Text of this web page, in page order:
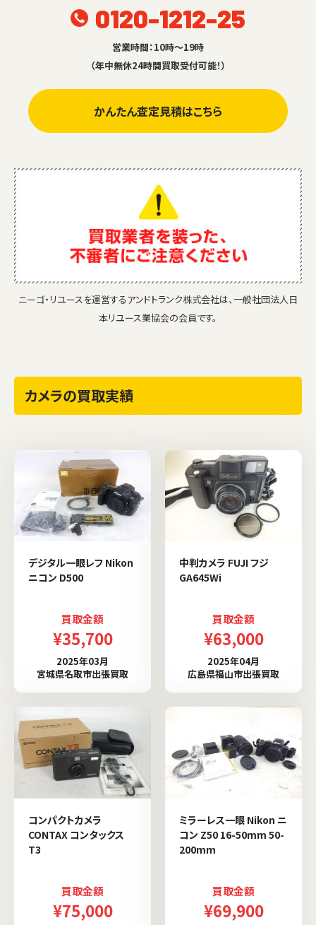
0120-1212-25
営業時間：10時～19時
（年中無休24時間買取受付可能！）
かんたん査定見積はこちら
ニーゴ・リユースを運営するアンドトランク株式会社は、一般社団法人日
本リユース業協会の会員です。
カメラの買取実績
デジタル一眼レフ Nikon
ニコン D500
買取金額
¥35,700
2025年03月
宮城県名取市出張買取
中判カメラ FUJI フジ
GA645Wi
買取金額
¥63,000
2025年04月
広島県福山市出張買取
コンパクトカメラ
CONTAX コンタックス
T3
買取金額
¥75,000
ミラーレス一眼 Nikon ニ
コン Z50 16-50mm 50-
200mm
買取金額
¥69,900